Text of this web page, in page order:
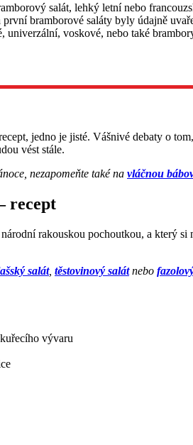
salát, lehký letní nebo
bramborové saláty byly údajně
univerzální, voskové, nebo také
jedno je jisté. Vášnivé debaty o
vést stále.
nezapomeňte také na vláčnou
recept
rakouskou pochoutkou, a který
salát, těstovinový salátnebo
vývaru